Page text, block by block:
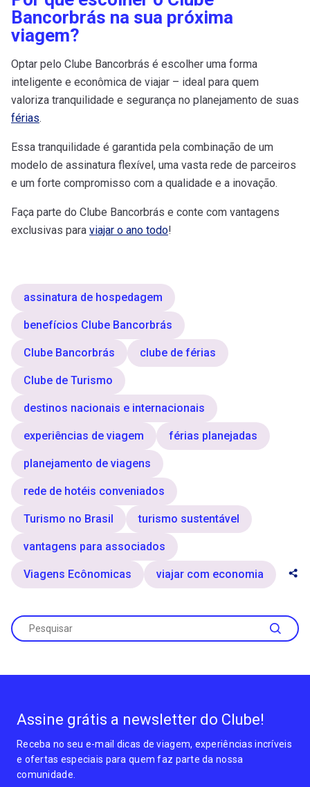
Bancorbrás na sua próxima
viagem?
Optar pelo Clube Bancorbrás é escolher uma forma
inteligente e econômica de viajar – ideal para quem
valoriza tranquilidade e segurança no planejamento de suas
férias.
Essa tranquilidade é garantida pela combinação de um
modelo de assinatura flexível, uma vasta rede de parceiros
e um forte compromisso com a qualidade e a inovação.
Faça parte do Clube Bancorbrás e conte com vantagens
exclusivas para viajar o ano todo!
assinatura de hospedagem
benefícios Clube Bancorbrás
Clube Bancorbrás clube de férias
Clube de Turismo
destinos nacionais e internacionais
experiências de viagem férias planejadas
planejamento de viagens
rede de hotéis conveniados
Turismo no Brasil turismo sustentável
vantagens para associados
Viagens Ecônomicas viajar com economia
Assine grátis a newsletter do Clube!
Receba no seu e-mail dicas de viagem, experiências incríveis
e ofertas especiais para quem faz parte da nossa
comunidade.